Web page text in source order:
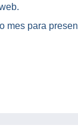
mes para